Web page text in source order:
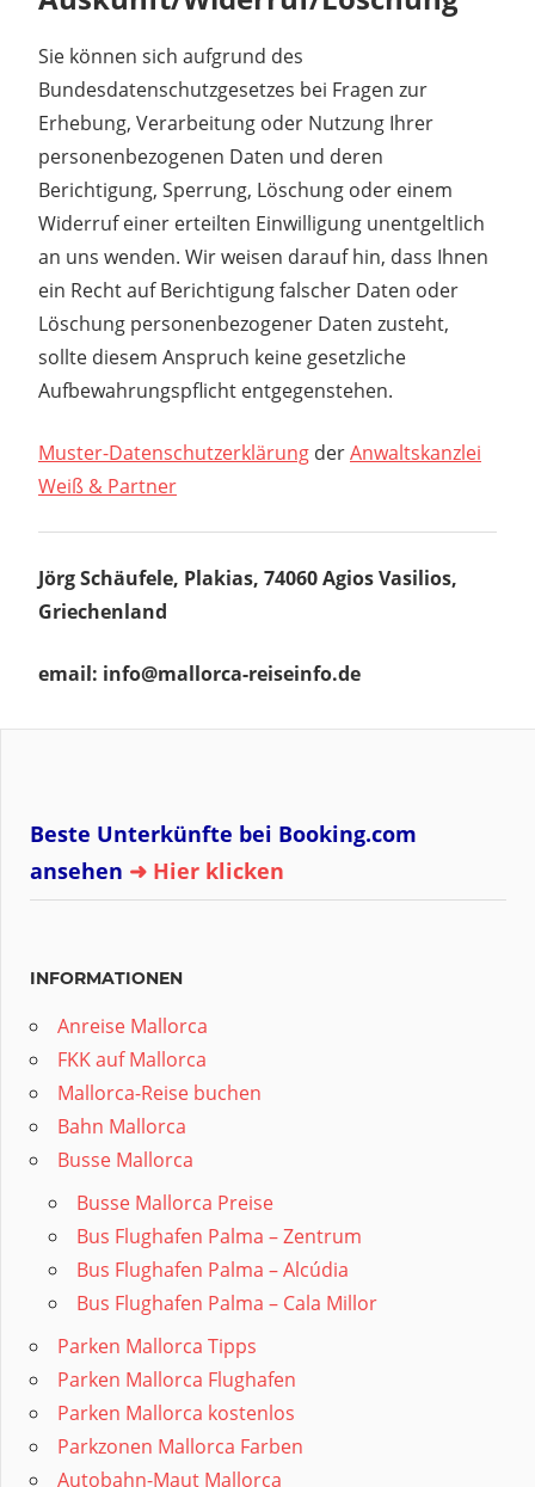
Sie können sich aufgrund des
Bundesdatenschutzgesetzes bei Fragen zur
Erhebung, Verarbeitung oder Nutzung Ihrer
personenbezogenen Daten und deren
Berichtigung, Sperrung, Löschung oder einem
Widerruf einer erteilten Einwilligung unentgeltlich
an uns wenden. Wir weisen darauf hin, dass Ihnen
ein Recht auf Berichtigung falscher Daten oder
Löschung personenbezogener Daten zusteht,
sollte diesem Anspruch keine gesetzliche
Aufbewahrungspflicht entgegenstehen.
Muster-Datenschutzerklärung derAnwaltskanzlei
Weiß & Partner
Jörg Schäufele, Plakias, 74060 Agios Vasilios,
Griechenland
email: info@mallorca-reiseinfo.de
Beste Unterkünfte bei Booking.com
ansehen ➜ Hier klicken
INFORMATIONEN
Anreise Mallorca
FKK auf Mallorca
Mallorca-Reise buchen
Bahn Mallorca
Busse Mallorca
Busse Mallorca Preise
Bus Flughafen Palma – Zentrum
Bus Flughafen Palma – Alcúdia
Bus Flughafen Palma – Cala Millor
Parken Mallorca Tipps
Parken Mallorca Flughafen
Parken Mallorca kostenlos
Parkzonen Mallorca Farben
Autobahn-Maut Mallorca